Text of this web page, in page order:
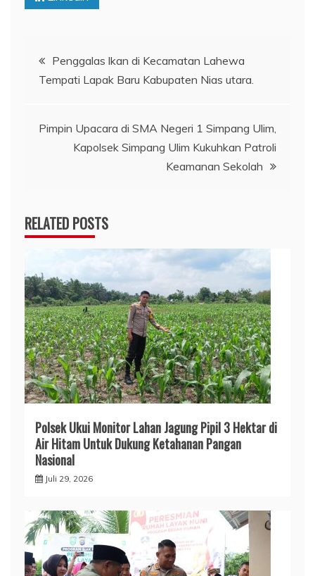
Navigasi
pos
Penggalas lkan di Kecamatan Lahewa
Tempati Lapak Baru Kabupaten Nias utara.
Pimpin Upacara di SMA Negeri 1 Simpang Ulim,
Kapolsek Simpang Ulim Kukuhkan Patroli
Keamanan Sekolah
RELATED POSTS
Polsek Ukui Monitor Lahan Jagung Pipil 3 Hektar di
Air Hitam Untuk Dukung Ketahanan Pangan
Nasional
Juli 29, 2026